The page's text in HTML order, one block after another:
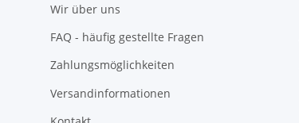
Wir über uns
FAQ - häufig gestellte Fragen
Zahlungsmöglichkeiten
Versandinformationen